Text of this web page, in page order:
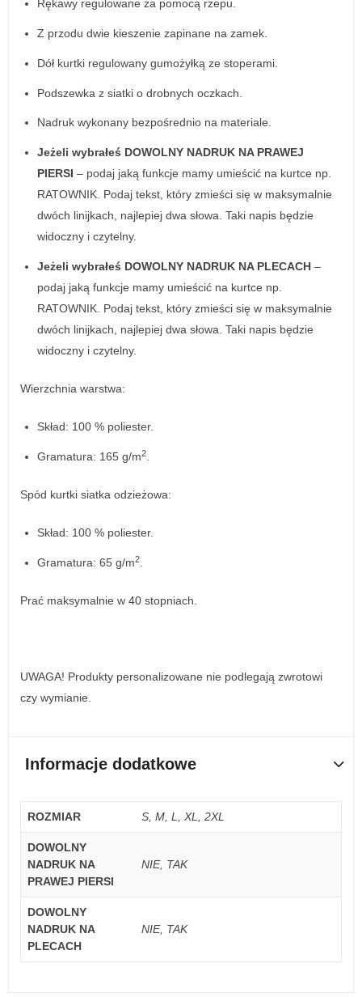
Rękawy regulowane za pomocą rzepu.
Z przodu dwie kieszenie zapinane na zamek.
Dół kurtki regulowany gumożyłką ze stoperami.
Podszewka z siatki o drobnych oczkach.
Nadruk wykonany bezpośrednio na materiale.
Jeżeli wybrałeś DOWOLNY NADRUK NA PRAWEJ
PIERSI – podaj jaką funkcje mamy umieścić na kurtce np.
RATOWNIK. Podaj tekst, który zmieści się w maksymalnie
dwóch linijkach, najlepiej dwa słowa. Taki napis będzie
widoczny i czytelny.
Jeżeli wybrałeś DOWOLNY NADRUK NA PLECACH –
podaj jaką funkcje mamy umieścić na kurtce np.
RATOWNIK. Podaj tekst, który zmieści się w maksymalnie
dwóch linijkach, najlepiej dwa słowa. Taki napis będzie
widoczny i czytelny.
Wierzchnia warstwa:
Skład: 100 % poliester.
Gramatura: 165 g/m2
Spód kurtki siatka odzieżowa:
Skład: 100 % poliester.
Gramatura: 65 g/m2
Prać maksymalnie w 40 stopniach.
UWAGA! Produkty personalizowane nie podlegają zwrotowi
czy wymianie.
Informacje dodatkowe
ROZMIAR S, M, L, XL, 2XL
DOWOLNY
NADRUK NA
PRAWEJ PIERSI
NIE, TAK
DOWOLNY
NADRUK NA
PLECACH
NIE, TAK